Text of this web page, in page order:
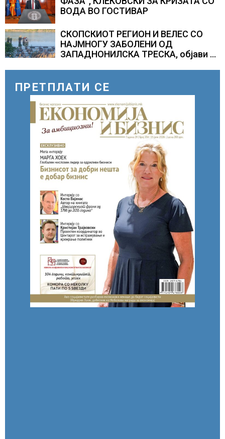
ВОДА ВО ГОСТИВАР
СКОПСКИОТ РЕГИОН И ВЕЛЕС СО
НАЈМНОГУ ЗАБОЛЕНИ ОД
ЗАПАДНОНИЛСКА ТРЕСКА, објави
ПРЕТПЛАТИ СЕ